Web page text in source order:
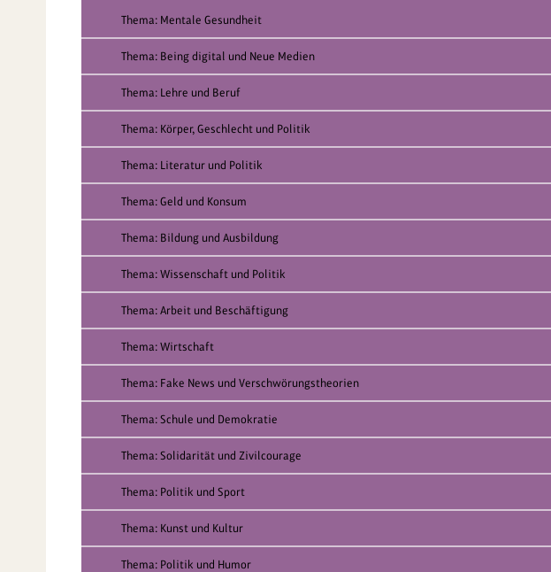
Thema: Mentale Gesundheit
Thema: Being digital und Neue Medien
Thema: Lehre und Beruf
Thema: Körper, Geschlecht und Politik
Thema: Literatur und Politik
Thema: Geld und Konsum
Thema: Bildung und Ausbildung
Thema: Wissenschaft und Politik
Thema: Arbeit und Beschäftigung
Thema: Wirtschaft
Thema: Fake News und Verschwörungstheorien
Thema: Schule und Demokratie
Thema: Solidarität und Zivilcourage
Thema: Politik und Sport
Thema: Kunst und Kultur
Thema: Politik und Humor